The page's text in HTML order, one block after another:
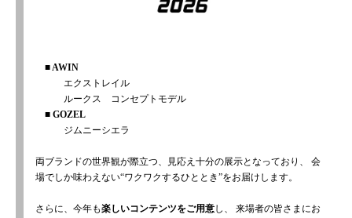
■ AWIN
エクストレイル
ルークス コンセプトモデル
■ GOZEL
ジムニーシエラ
両ブランドの世界観が際立つ、見応え十分の展示となっており、
会
場でしか味わえない“ワクワクするひととき”をお届けします。
さらに、今年も楽しいコンテンツをご用意し、
来場者の皆さまにお